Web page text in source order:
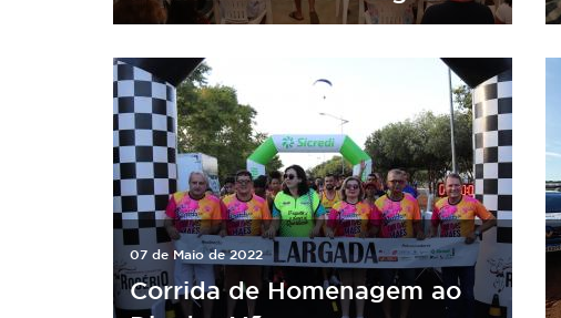
07 de Maio de 2022
Corrida de Homenagem ao